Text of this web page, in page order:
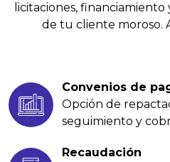
licitaciones,
de tu cliente moroso.
Convenios de
Opción de
seguimiento y
Recaudación